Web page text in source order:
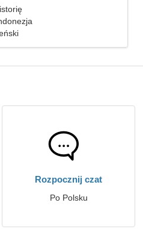
Rozpocznij czat
Po Polsku